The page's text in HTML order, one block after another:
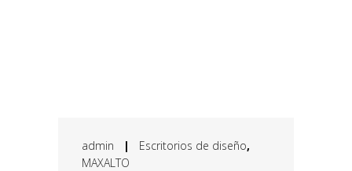
admin | Escritorios de diseño,
MAXALTO